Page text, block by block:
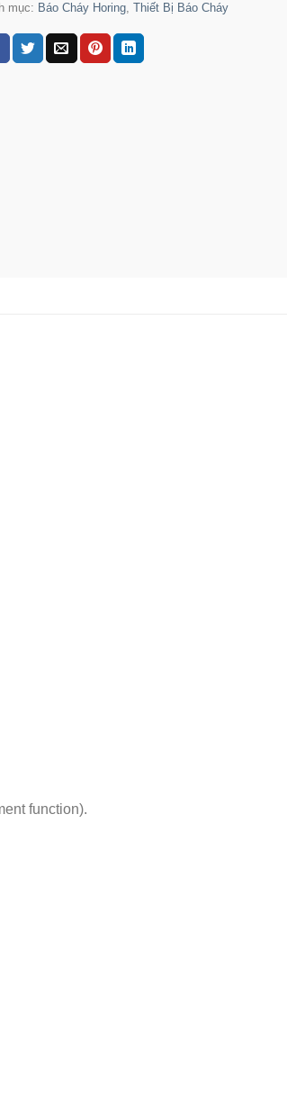
mục: Báo Cháy Horing,Thiết Bị Báo Cháy
function).